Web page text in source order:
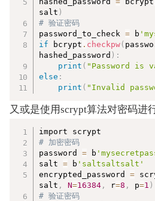
salt )
# 验证密码
password_to_check = b
if bcrypt . checkpw(
hashed_password ) :
print ( "Password is
else :
print ( "Invalid
又或是使用scrypt算法对密码进
# 加密密码
password = b
salt = b 'saltsaltsalt'
encrypted_password =
salt , N=16384 , r=8 , p=1 )
# 验证密码